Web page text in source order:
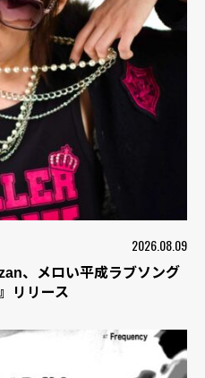
2026.08.09
、メロい平成ラブソング
リリース